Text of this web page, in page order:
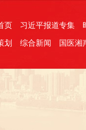
页 习近平报道专集
划 综合新闻 国医湘